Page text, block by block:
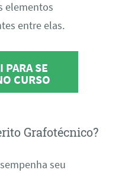
elementos
entre elas.
PARA SE
CURSO
Grafotécnico?
seu